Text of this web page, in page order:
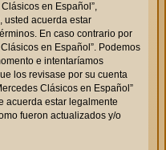
Clásicos en Español”,
usted acuerda estar
En caso contrario por
en Español”. Podemos
e intentaríamos
los revisase por su cuenta
Clásicos en Español”
acuerda estar legalmente
fueron actualizados y/o